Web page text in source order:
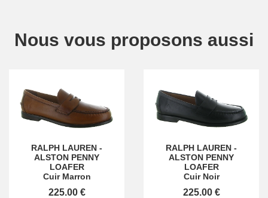
Nous vous proposons aussi
RALPH LAUREN -
ALSTON PENNY
LOAFER
Cuir Marron
225.00 €
RALPH LAUREN -
ALSTON PENNY
LOAFER
Cuir Noir
225.00 €